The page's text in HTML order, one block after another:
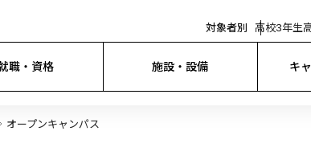
対象者別 高校3年生
職・資格 施設・設備 キ
オープンキャンパス